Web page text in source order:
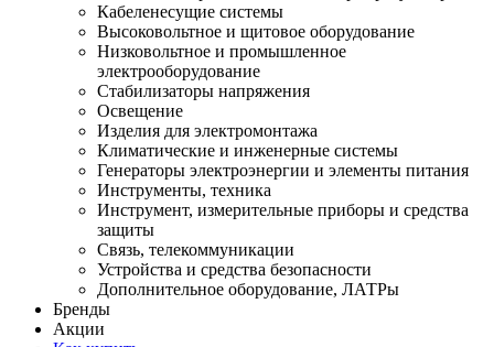
Кабеленесущие системы
Высоковольтное и щитовое оборудование
Низковольтное и промышленное
электрооборудование
Стабилизаторы напряжения
Освещение
Изделия для электромонтажа
Климатические и инженерные системы
Генераторы электроэнергии и элементы питания
Инструменты, техника
Инструмент, измерительные приборы и средства
защиты
Связь, телекоммуникации
Устройства и средства безопасности
Дополнительное оборудование, ЛАТРы
Бренды
Акции